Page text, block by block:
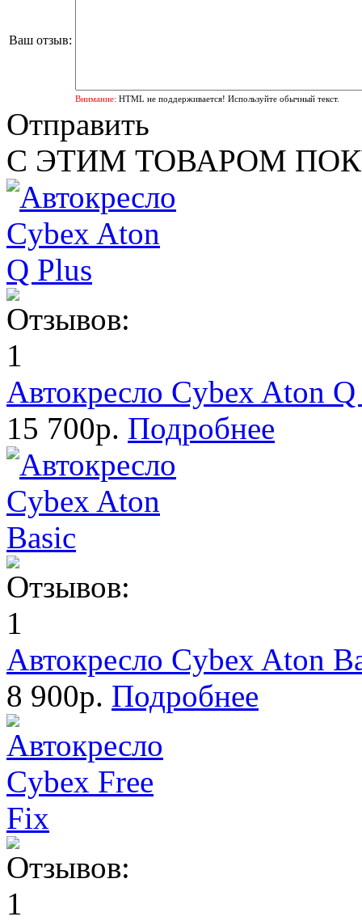
Ваш отзыв:
Внимание: HTML не поддерживается! Используйте обычный текст.
Отправить
С ЭТИМ ТОВАРОМ
Автокресло Cybex Aton
15 700р. Подробнее
Автокресло Cybex Aton
8 900р. Подробнее